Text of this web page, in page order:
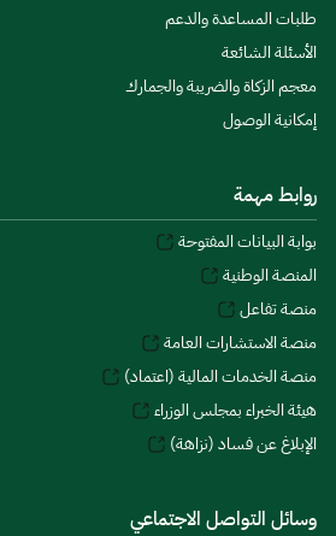
طلبات المساعدة والدعم
الأسئلة الشائعة
معجم الزكاة والضريبة والجمارك
إمكانية الوصول
روابط مهمة
بوابة البيانات المفتوحة
المنصة الوطنية
منصة تفاعل
منصة الاستشارات العامة
منصة الخدمات المالية (اعتماد)
هيئة الخبراء بمجلس الوزراء
الإبلاغ عن فساد (نزاهة)
وسائل التواصل الاجتماعي